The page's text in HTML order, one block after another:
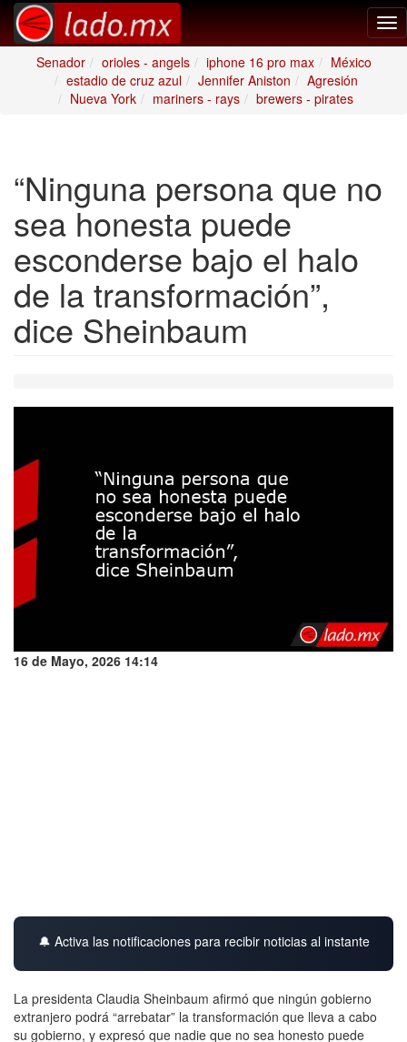
Senador
orioles - angels iphone 16 pro max
México
estadio de cruz azul
Jennifer Aniston
Agresión
Nueva York
mariners - rays brewers - pirates
“Ninguna persona que no
sea honesta puede
esconderse bajo el halo
de la transformación”,
dice Sheinbaum
16 de Mayo, 2026 14:14
🔔 Activa las notificaciones para recibir noticias al instante
La presidenta Claudia Sheinbaum afirmó que ningún gobierno
extranjero podrá “arrebatar” la transformación que lleva a cabo
su gobierno, y expresó que nadie que no sea honesto puede